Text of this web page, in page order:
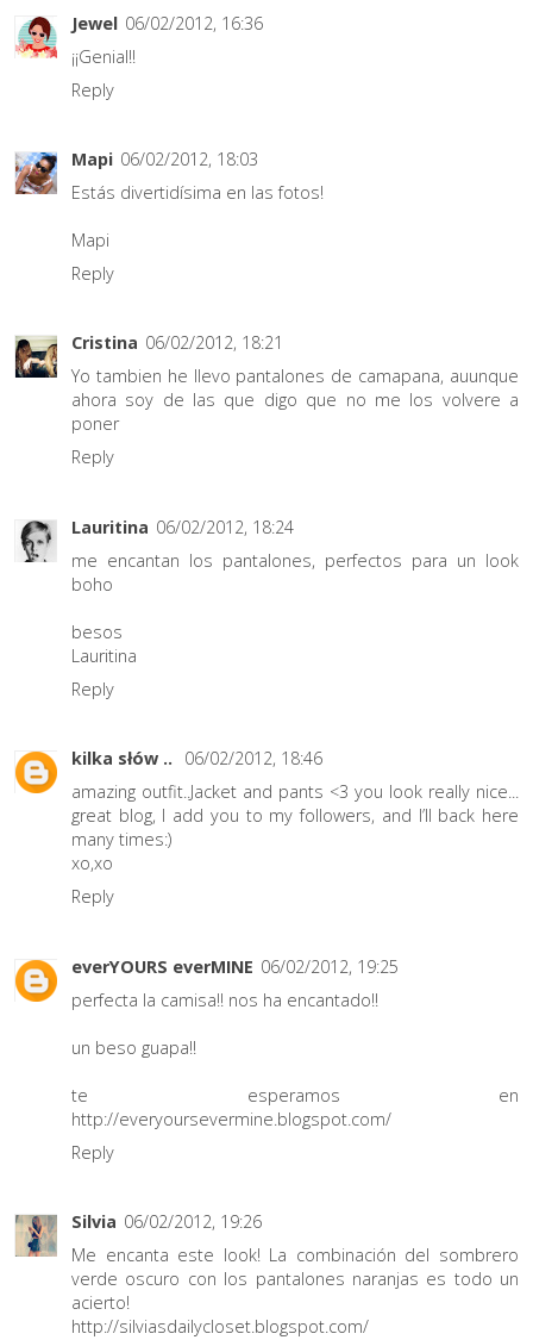
Jewel 06/02/2012, 16:36
¡¡Genial!!
Reply
Mapi 06/02/2012, 18:03
Estás divertidísima en las fotos!
Mapi
Reply
Cristina 06/02/2012, 18:21
Yo tambien he llevo pantalones de camapana, auunque
ahora soy de las que digo que no me los volvere a
poner
Reply
Lauritina 06/02/2012, 18:24
me encantan los pantalones, perfectos para un look
boho
besos
Lauritina
Reply
kilka słów ..
06/02/2012, 18:46
amazing outfit..Jacket and pants <3 you look really nice...
great blog, I add you to my followers, and I’ll back here
many times:)
xo,xo
Reply
everYOURS everMINE 06/02/2012, 19:25
perfecta la camisa!! nos ha encantado!!
un beso guapa!!
te esperamos en
http://everyoursevermine.blogspot.com/
Reply
Silvia 06/02/2012, 19:26
Me encanta este look! La combinación del sombrero
verde oscuro con los pantalones naranjas es todo un
acierto!
http://silviasdailycloset.blogspot.com/